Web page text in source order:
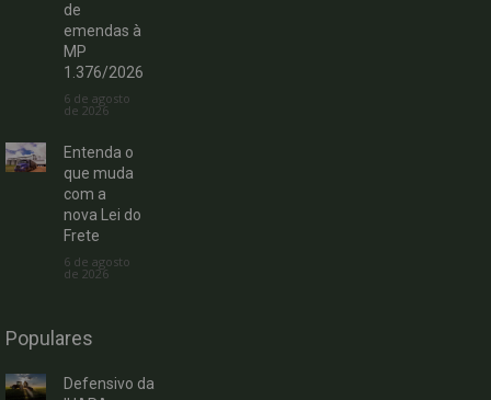
de
emendas à
MP
1.376/2026
6 de agosto
de 2026
Entenda o
que muda
com a
nova Lei do
Frete
6 de agosto
de 2026
Populares
Defensivo da